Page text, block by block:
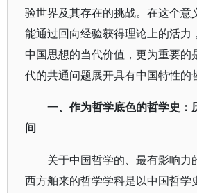
验世界及其存在的挑战。在这个意
能通过回向经验获得理论上的活力
中国思想的当代价值，更为重要的
代的共通问题展开具有中国特性的
一、作为哲学底色的哲学史：
间
关于中国哲学的、最有影响力
西方舶来的哲学学科是以中国哲学